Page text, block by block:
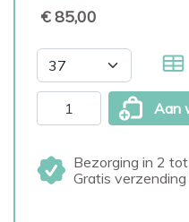
€ 85,00
Aan
Bezorging in 2
Gratis